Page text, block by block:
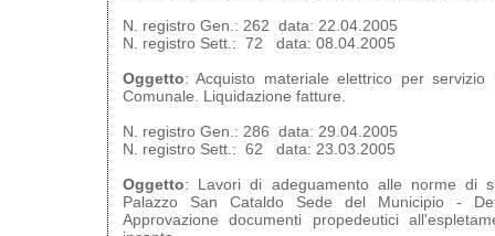
N. registro Gen.: 262 data: 22.04.2005
N. registro Sett.: 72 data: 08.04.2005
Oggetto: Acquisto materiale elettrico per
Comunale. Liquidazione fatture.
N. registro Gen.: 286 data: 29.04.2005
N. registro Sett.: 62 data: 23.03.2005
Oggetto: Lavori di adeguamento alle norme di
Palazzo San Cataldo Sede del Municipio -
Approvazione documenti propedeutici